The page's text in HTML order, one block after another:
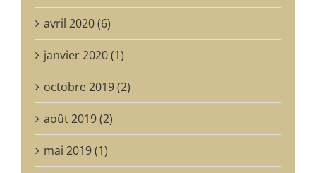
avril 2020 (6)
janvier 2020 (1)
octobre 2019 (2)
août 2019 (2)
mai 2019 (1)